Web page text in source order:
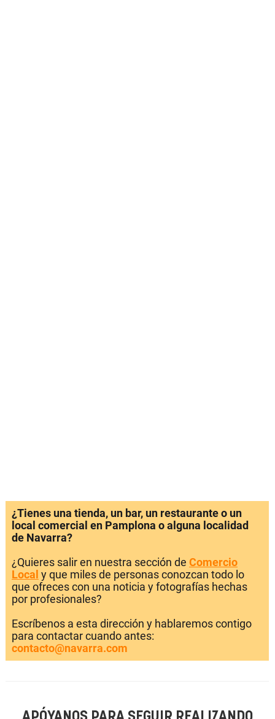
¿Tienes una tienda, un bar, un restaurante o un
local comercial en Pamplona o alguna localidad
de Navarra?
¿Quieres salir en nuestra sección de Comercio
Local y que miles de personas conozcan todo lo
que ofreces con una noticia y fotografías hechas
por profesionales?
Escríbenos a esta dirección y hablaremos contigo
para contactar cuando antes:
contacto@navarra.com